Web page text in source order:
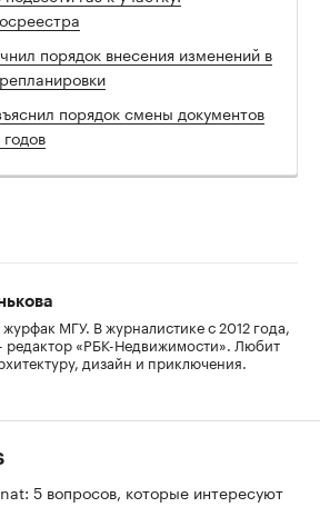
порядок внесения изменений в
порядок смены документов
МГУ. В журналистике с 2012 года,
редактор «РБК-Недвижимости». Любит
дизайн и приключения.
5 вопросов, которые интересуют